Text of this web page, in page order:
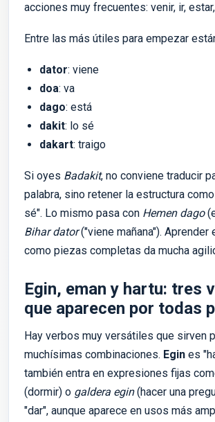
acciones muy frecuentes: venir, ir,
Entre las más útiles para empezar
dator: viene
doa: va
dago: está
dakit: lo sé
dakart: traigo
Si oyes Badakit, no conviene traducir
palabra, sino retener la estructura
sé". Lo mismo pasa con Hemen dago
Bihar dator("viene mañana"). Aprender
como piezas completas da mucha
Egin, eman y hartu: tres
que aparecen por todas
Hay verbos muy versátiles que sirven
muchísimas combinaciones. Egin es
también entra en expresiones fijas
(dormir) o galdera egin(hacer una
"dar", aunque aparece en usos más